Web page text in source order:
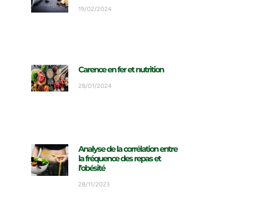
19/02/2024
Carence en fer et nutrition
28/01/2024
Analyse de la corrélation entre
la fréquence des repas et
l’obésité
28/11/2023